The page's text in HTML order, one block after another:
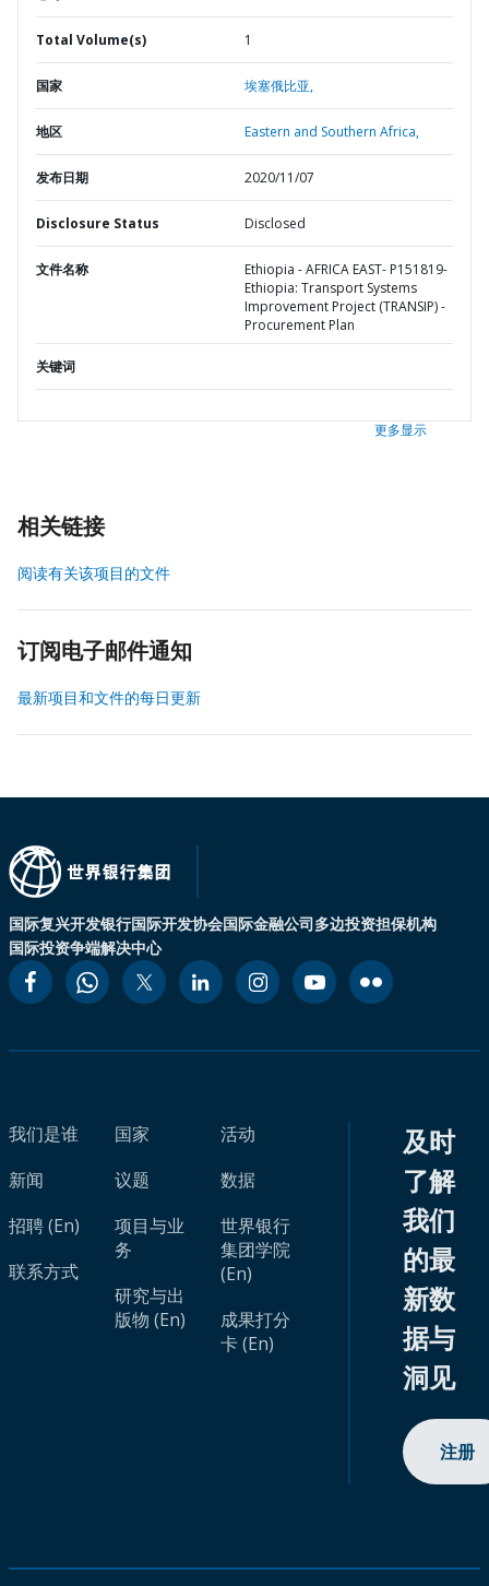
Total Volume(s) 1
国家 埃塞俄比亚,
地区 Eastern and Southern Africa,
发布日期 2020/11/07
Disclosure Status Disclosed
文件名称
Ethiopia - AFRICA EAST- P151819-
Ethiopia: Transport Systems
Improvement Project (TRANSIP) -
Procurement Plan
关键词
更多显示
相关链接
阅读有关该项目的文件
订阅电子邮件通知
最新项目和文件的每日更新
国际复兴开发银行国际开发协会国际金融公司多边投资担保机构
国际投资争端解决中心
我们是谁
新闻
招聘 (En)
联系方式
国家
议题
项目与业
务
研究与出
版物 (En)
活动
数据
世界银行
集团学院
(En)
成果打分
卡 (En)
及时
了解
我们
的最
新数
据与
洞见
注册